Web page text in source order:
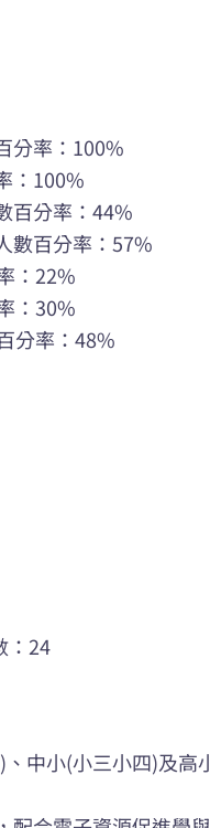
分率：100%
：100%
百分率：44%
數百分率：57%
：22%
：30%
分率：48%
：24
中小(小三小四)及